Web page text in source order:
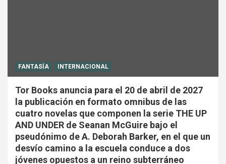
FANTASÍA INTERNACIONAL
Tor Books anuncia para el 20 de abril de 2027
la publicación en formato omnibus de las
cuatro novelas que componen la serie THE UP
AND UNDER de Seanan McGuire bajo el
pseudónimo de A. Deborah Barker, en el que un
desvío camino a la escuela conduce a dos
jóvenes opuestos a un reino subterráneo